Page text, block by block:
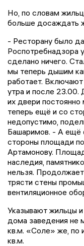
Но, по словам
больше досаждать
- Ресторану было
Роспотребнадзора
сделано ничего.
мы теперь дышим
работает.
утра и после 23.00.
их двери
теперь ещё и со
недопустимо,
Башаримов. - А ещё
стороны площади
Артамонову.
наследия,
нельзя.
трясти стены
вентиляционное
Указывают жильцы
дома заведения не
кв.м. «Соле» же, по
кв.м.